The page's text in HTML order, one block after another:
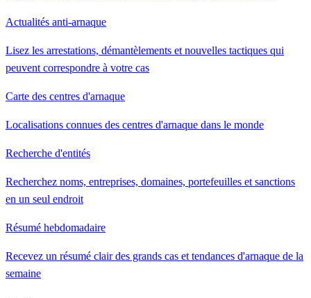
Actualités anti-arnaque
Lisez les arrestations, démantèlements et nouvelles tactiques qui
peuvent correspondre à votre cas
Carte des centres d'arnaque
Localisations connues des centres d'arnaque dans le monde
Recherche d'entités
Recherchez noms, entreprises, domaines, portefeuilles et sanctions
en un seul endroit
Résumé hebdomadaire
Recevez un résumé clair des grands cas et tendances d'arnaque de la
semaine